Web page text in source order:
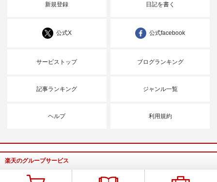
新規登録 日記を書く
公式X 公式facebook
サービストップ ブログランキング
記事ランキング ジャンル一覧
ヘルプ 利用規約
楽天のグループサービス